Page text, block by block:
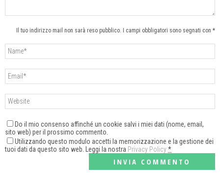
Il tuo indirizzo mail non sarà reso pubblico. I campi obbligatori sono segnati con *
Do il mio consenso affinché un cookie salvi i miei dati (nome, email,
sito web) per il prossimo commento.
Utilizzando questo modulo accetti la memorizzazione e la gestione dei
tuoi dati da questo sito web. Leggi la nostra Privacy Policy*